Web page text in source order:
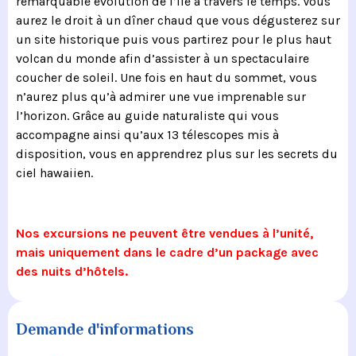
aurez le droit à un dîner chaud que vous dégusterez sur
un site historique puis vous partirez pour le plus haut
volcan du monde afin d’assister à un spectaculaire
coucher de soleil. Une fois en haut du sommet, vous
n’aurez plus qu’à admirer une vue imprenable sur
l’horizon. Grâce au guide naturaliste qui vous
accompagne ainsi qu’aux 13 télescopes mis à
disposition, vous en apprendrez plus sur les secrets du
ciel hawaiien.
Nos excursions ne peuvent être vendues à l’unité,
mais uniquement dans le cadre d’un package avec
des nuits d’hôtels.
Demande d'informations